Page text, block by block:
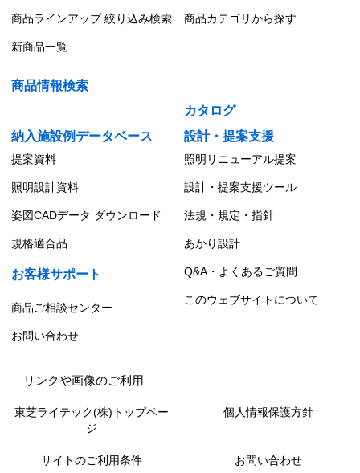
商品ラインアップ 絞り込み検索 商品カテゴリから探す
新商品一覧
商品情報検索
カタログ
納入施設例データベース
設計・提案支援
提案資料 照明リニューアル提案
照明設計資料 設計・提案支援ツール
姿図CADデータ ダウンロード 法規・規定・指針
規格適合品 あかり設計
お客様サポート Q&A・よくあるご質問
商品ご相談センター
このウェブサイトについて
お問い合わせ
リンクや画像のご利用
東芝ライテック(株)トップペー
ジ
個人情報保護方針
サイトのご利用条件 お問い合わせ